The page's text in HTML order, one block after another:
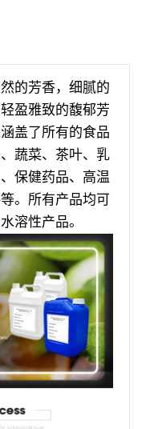
的芳香，细腻的
盈雅致的馥郁芳
盖了所有的食品
蔬菜、茶叶、乳
保健药品、高温
。所有产品均可
溶性产品。